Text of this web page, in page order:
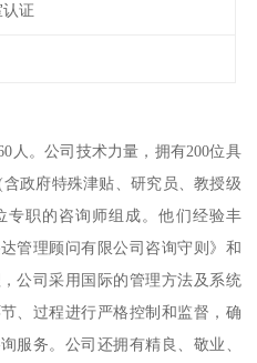
证
人。公司技术力量，拥有200位具
政府特殊津贴、研究员、教授级
专职的咨询师组成。他们经验丰
管理顾问有限公司咨询守则》和
公司采用国际的管理方法及系统
、过程进行严格控制和监督，确
服务。公司还拥有精良、敬业、